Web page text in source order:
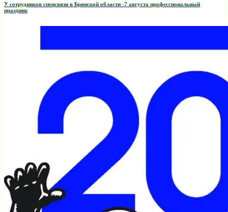
У сотрудников спецсвязи в Брянской области -7 августа профессиональный
праздник